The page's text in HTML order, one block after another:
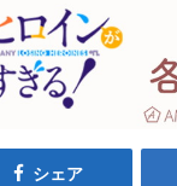
シェア